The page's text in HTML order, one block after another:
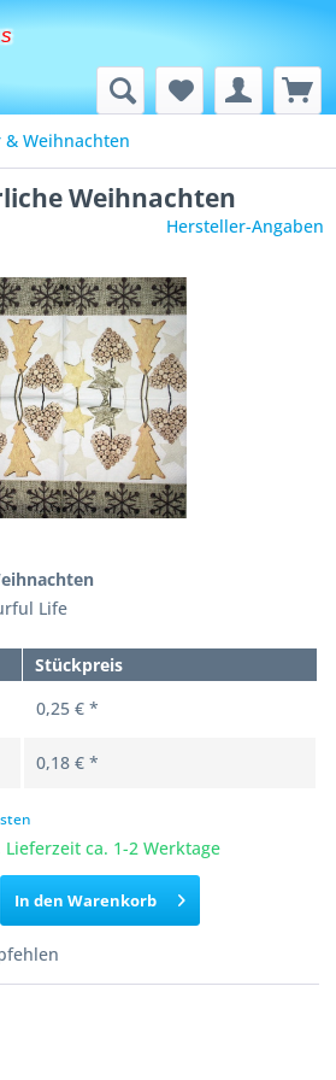
& Weihnachten
Weihnachten
Hersteller-Angaben
Life
Stückpreis
0,25 € *
0,18 € *
ca. 1-2 Werktage
In den Warenkorb